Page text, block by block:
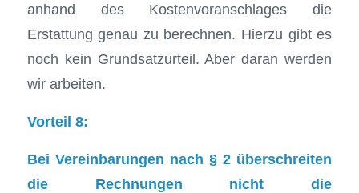
anhand des Kostenvoranschlages die
Erstattung genau zu berechnen. Hierzu gibt es
noch kein Grundsatzurteil. Aber daran werden
wir arbeiten.
Vorteil 8:
Bei Vereinbarungen nach § 2 überschreiten
die Rechnungen nicht die